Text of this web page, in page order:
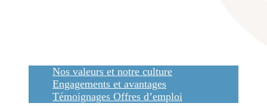
Nos valeurs et notre culture
Engagements et avantages
Témoignages Offres d’emploi